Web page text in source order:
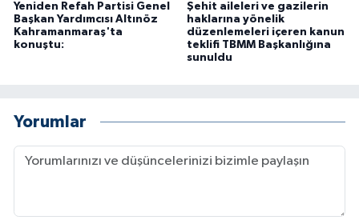
Yeniden Refah Partisi Genel
Başkan Yardımcısı Altınöz
Kahramanmaraş'ta
konuştu:
Şehit aileleri ve gazilerin
haklarına yönelik
düzenlemeleri içeren kanun
teklifi TBMM Başkanlığına
sunuldu
Yorumlar